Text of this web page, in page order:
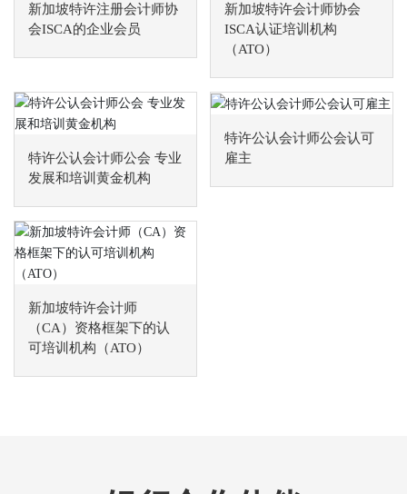
新加坡特许注册会计师协
会ISCA的企业会员
新加坡特许会计师协会
ISCA认证培训机构
（ATO）
特许公认会计师公会 专业
发展和培训黄金机构
特许公认会计师公会认可
雇主
新加坡特许会计师
（CA）资格框架下的认
可培训机构（ATO）